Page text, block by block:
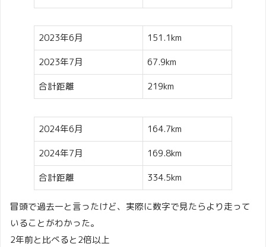
2023年6月
151.1km
2023年7月
67.9km
合計距離
219km
2024年6月
164.7km
2024年7月
169.8km
合計距離
334.5km
冒頭で過去一と言ったけど、実際に数字で見たらより走って
いることがわかった。
2年前と比べると2倍以上